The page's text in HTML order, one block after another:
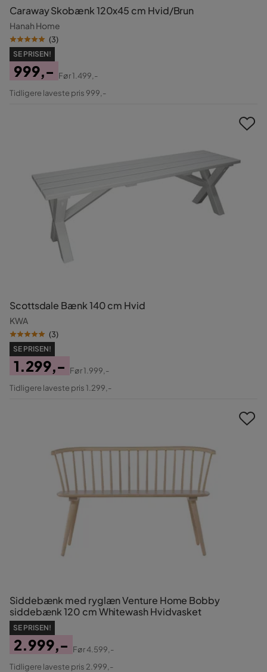
Caraway Skobænk 120x45 cm Hvid/Brun
Hanah Home
(3)
SE PRISEN!
Pris
999,-
Original
Før1.499,-
Tidligere laveste pris 999,-
Scottsdale Bænk 140 cm Hvid
KWA
(3)
SE PRISEN!
Pris
1.299,-
Original
Før1.999,-
Tidligere laveste pris 1.299,-
Siddebænk med ryglæn Venture Home Bobby
siddebænk 120 cm Whitewash Hvidvasket
SE PRISEN!
Pris
2.999,-
Original
Før4.599,-
Tidligere laveste pris 2.999,-